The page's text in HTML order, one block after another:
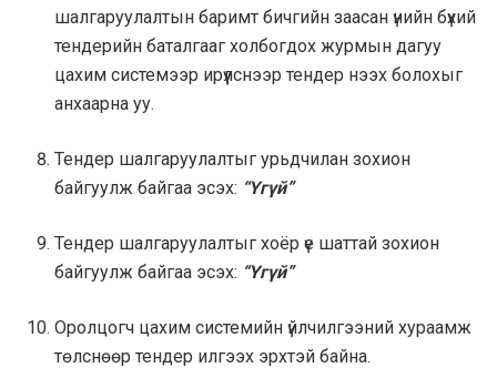
шалгаруулалтын баримт бичгийн заасан үнийн бүхий
тендерийн баталгааг холбогдох журмын дагуу
цахим системээр ирүүлснээр тендер нээх болохыг
анхаарна уу.
Тендер шалгаруулалтыг урьдчилан зохион
байгуулж байгаа эсэх: “Үгүй”
Тендер шалгаруулалтыг хоёр үе шаттай зохион
байгуулж байгаа эсэх: “Үгүй”
Оролцогч цахим системийн үйлчилгээний хураамж
төлснөөр тендер илгээх эрхтэй байна.